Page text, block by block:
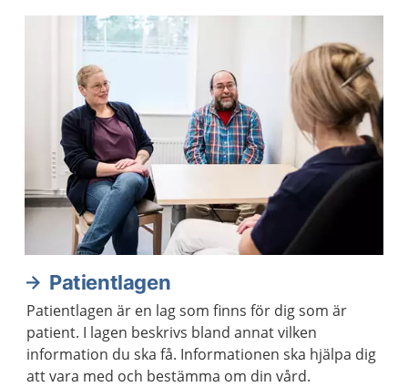
Patientlagen
Patientlagen är en lag som finns för dig som är
patient. I lagen beskrivs bland annat vilken
information du ska få. Informationen ska hjälpa dig
att vara med och bestämma om din vård.